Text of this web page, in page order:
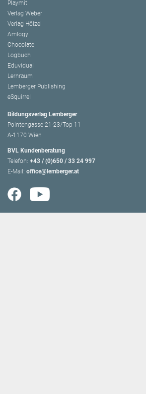
Playmit
Verlag Weber
Verlag Hölzel
Amlogy
Chocolate
Logbuch
Eduvidual
Lernraum
Lemberger Publishing
eSquirrel
Bildungsverlag Lemberger
Pointengasse 21-23/Top 11
A-1170 Wien
BVL Kundenberatung
Telefon: +43 / (0)650 / 33 24 997
E-Mail: office@lemberger.at